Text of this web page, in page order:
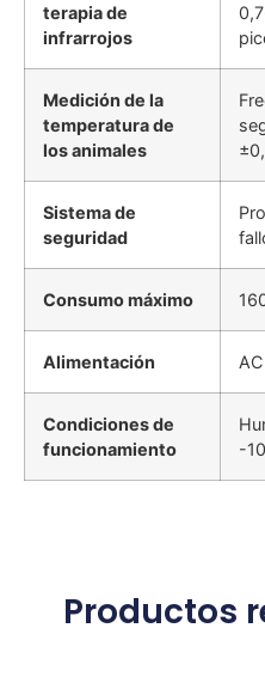
terapia de
infrarrojos
Medición de la
temperatura de
los animales
Sistema de
seguridad
Consumo máximo
Alimentación
Condiciones de
funcionamiento
-
Productos